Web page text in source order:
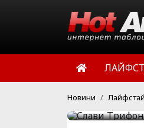
Новини
се
от